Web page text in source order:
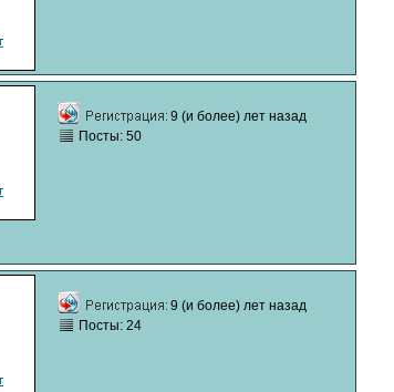
9 (и более) лет назад
Посты: 50
9 (и более) лет назад
Посты: 24